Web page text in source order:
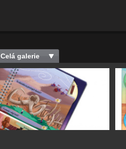
Celá galerie
Save